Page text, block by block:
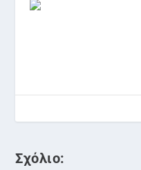
Σχόλιο: